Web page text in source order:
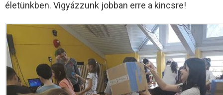
életünkben. Vigyázzunk jobban erre a kincsre!